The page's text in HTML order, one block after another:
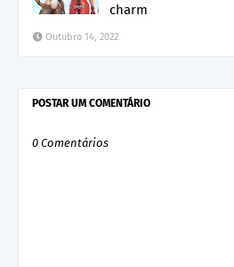
charm
Outubro 14, 2022
POSTAR UM COMENTÁRIO
0 Comentários